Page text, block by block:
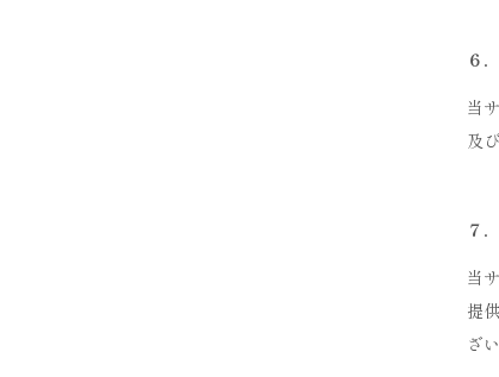
６
当
及
７
当
提
ざ